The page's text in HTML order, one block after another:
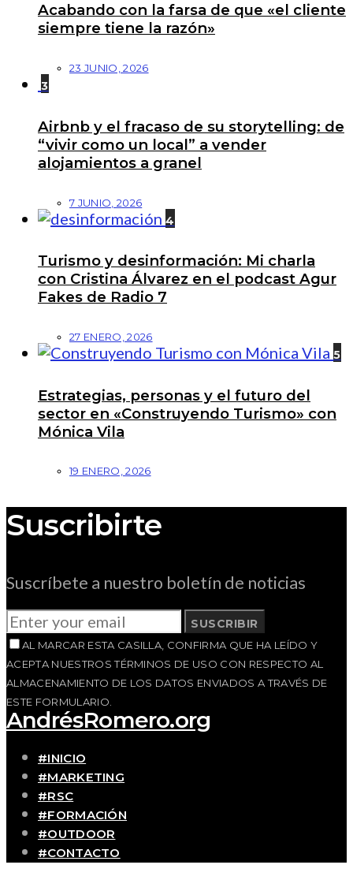
Acabando con la farsa de que «el cliente
siempre tiene la razón»
23 JUNIO, 2026
3
Airbnb y el fracaso de su storytelling: de
“vivir como un local” a vender
alojamientos a granel
7 JUNIO, 2026
4
Turismo y desinformación: Mi charla
con Cristina Álvarez en el podcast Agur
Fakes de Radio 7
27 ENERO, 2026
5
Estrategias, personas y el futuro del
sector en «Construyendo Turismo» con
Mónica Vila
19 ENERO, 2026
Suscribirte
Suscríbete a nuestro boletín de noticias
SUSCRIBIR
AL MARCAR ESTA CASILLA, CONFIRMA QUE HA LEÍDO Y
ACEPTA NUESTROS TÉRMINOS DE USO CON RESPECTO AL
ALMACENAMIENTO DE LOS DATOS ENVIADOS A TRAVÉS DE
ESTE FORMULARIO.
AndrésRomero.org
#INICIO
#MARKETING
#RSC
#FORMACIÓN
#OUTDOOR
#CONTACTO